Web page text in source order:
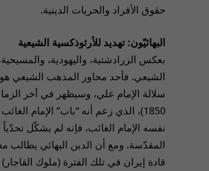
حقوق الأفراد والحريات الدينية.
البهائيّون: تهديد للأرثوذكسية الشيعية
بعكس الزرادشتية، واليهودية،
الشيعي. فأحد محاور المذهب الشيعي هو
1850)، الذي زعم أنه “باب” الإمام
نفسه الإمام الغائب، فإنه لم يشكّل
المقدّسة. ومع أن الدين البهائي
قادة إيران في تلك الفترة (ملوك